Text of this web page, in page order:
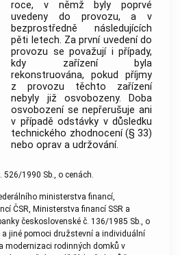
roce, v němž byly poprvé
uvedeny do provozu, a v
bezprostředně následujících
pěti letech. Za první uvedení do
provozu se považují i případy,
kdy zařízení byla
rekonstruována, pokud příjmy
z provozu těchto zařízení
nebyly již osvobozeny. Doba
osvobození se nepřerušuje ani
v případě odstávky v důsledku
technického zhodnocení (§ 33)
nebo oprav a udržování.
526/1990 Sb., o cenách.
ministerstva financí,
ČSR, Ministerstva financí SSR a
československé č. 136/1985 Sb., o
a jiné pomoci družstevní a individuální
modernizaci rodinných domků v